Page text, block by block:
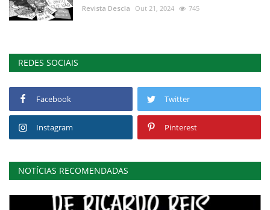
Revista Descla Out 21, 2024 745
REDES SOCIAIS
Facebook Twitter
Instagram Pinterest
NOTÍCIAS RECOMENDADAS